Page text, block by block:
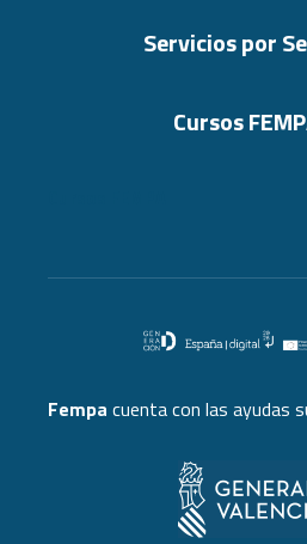
Servicios por
Cursos
Fempa cuenta con las ayudas